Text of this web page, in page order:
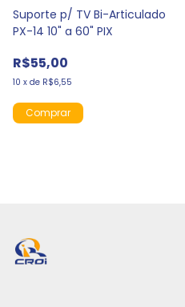
Suporte p/ TV Bi-Articulado
PX-14 10" a 60" PIX
R$55,00
10 x de R$6,55